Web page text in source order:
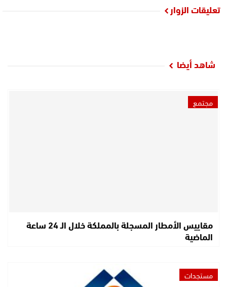
تعليقات الزوار
شاهد أيضا
مجتمع
مقاييس الأمطار المسجلة بالمملكة خلال الـ 24 ساعة
الماضية
مستجدات